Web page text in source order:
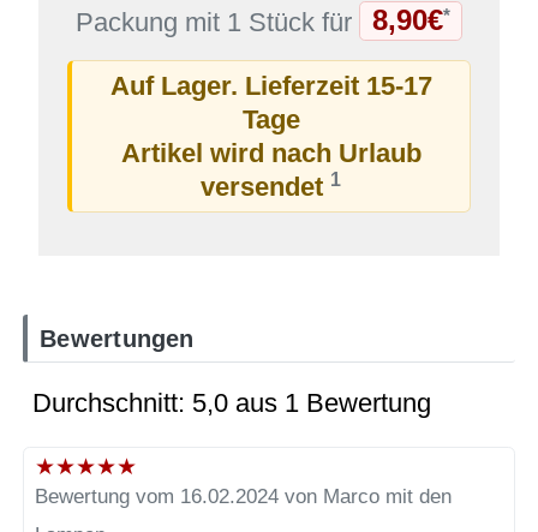
Packung mit 1 Stück für 8,90€*
Auf Lager. Lieferzeit 15-17
Tage
Artikel wird nach Urlaub
versendet 1
Bewertungen
Durchschnitt: 5,0 aus 1 Bewertung
★★★★★
Bewertung vom 16.02.2024 von Marco mit den